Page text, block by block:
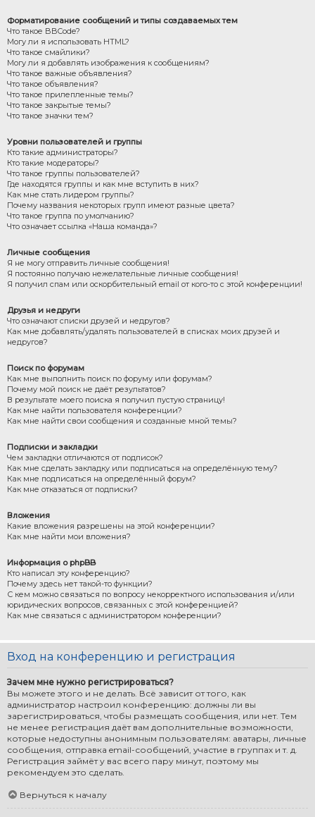
Форматирование сообщений и типы создаваемых тем
Что такое BBCode?
Могу ли я использовать HTML?
Что такое смайлики?
Могу ли я добавлять изображения к сообщениям?
Что такое важные объявления?
Что такое объявления?
Что такое прилепленные темы?
Что такое закрытые темы?
Что такое значки тем?
Уровни пользователей и группы
Кто такие администраторы?
Кто такие модераторы?
Что такое группы пользователей?
Где находятся группы и как мне вступить в них?
Как мне стать лидером группы?
Почему названия некоторых групп имеют разные цвета?
Что такое группа по умолчанию?
Что означает ссылка «Наша команда»?
Личные сообщения
Я не могу отправить личные сообщения!
Я постоянно получаю нежелательные личные сообщения!
Я получил спам или оскорбительный email от кого-то с этой конференции!
Друзья и недруги
Что означают списки друзей и недругов?
Как мне добавлять/удалять пользователей в списках моих друзей и
недругов?
Поиск по форумам
Как мне выполнить поиск по форуму или форумам?
Почему мой поиск не даёт результатов?
В результате моего поиска я получил пустую страницу!
Как мне найти пользователя конференции?
Как мне найти свои сообщения и созданные мной темы?
Подписки и закладки
Чем закладки отличаются от подписок?
Как мне сделать закладку или подписаться на определённую тему?
Как мне подписаться на определённый форум?
Как мне отказаться от подписки?
Вложения
Какие вложения разрешены на этой конференции?
Как мне найти мои вложения?
Информация о phpBB
Кто написал эту конференцию?
Почему здесь нет такой-то функции?
С кем можно связаться по вопросу некорректного использования и/или
юридических вопросов, связанных с этой конференцией?
Как мне связаться с администратором конференции?
Вход на конференцию и регистрация
Зачем мне нужно регистрироваться?
Вы можете этого и не делать. Всё зависит от того, как
администратор настроил конференцию: должны ли вы
зарегистрироваться, чтобы размещать сообщения, или нет. Тем
не менее регистрация даёт вам дополнительные возможности,
которые недоступны анонимным пользователям: аватары, личные
сообщения, отправка email-сообщений, участие в группах и т. д.
Регистрация займёт у вас всего пару минут, поэтому мы
рекомендуем это сделать.
Вернуться к началу